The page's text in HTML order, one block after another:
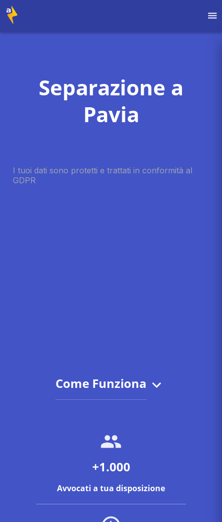
Separazione a
Pavia
Come Funziona
+1.000
Avvocati a tua disposizione